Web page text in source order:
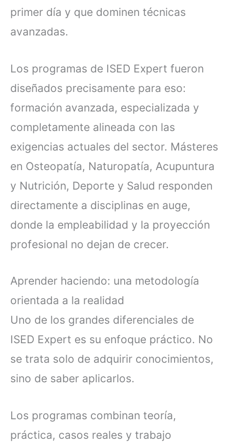
primer día y que dominen técnicas
avanzadas.
Los programas de ISED Expert fueron
diseñados precisamente para eso:
formación avanzada, especializada y
completamente alineada con las
exigencias actuales del sector. Másteres
en Osteopatía, Naturopatía, Acupuntura
y Nutrición, Deporte y Salud responden
directamente a disciplinas en auge,
donde la empleabilidad y la proyección
profesional no dejan de crecer.
Aprender haciendo: una metodología
orientada a la realidad
Uno de los grandes diferenciales de
ISED Expert es su enfoque práctico. No
se trata solo de adquirir conocimientos,
sino de saber aplicarlos.
Los programas combinan teoría,
práctica, casos reales y trabajo